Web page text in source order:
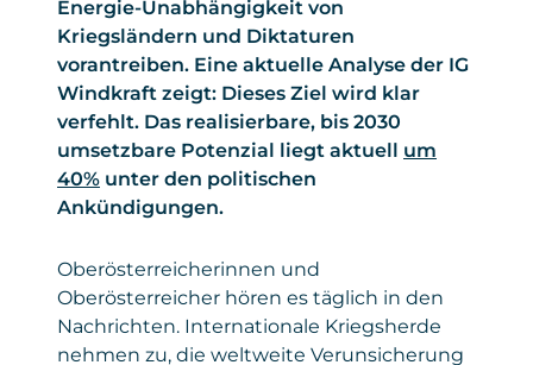
Energie-Unabhängigkeit von
Kriegsländern und Diktaturen
vorantreiben. Eine aktuelle Analyse der IG
Windkraft zeigt: Dieses Ziel wird klar
verfehlt. Das realisierbare, bis 2030
umsetzbare Potenzial liegt aktuell um
40% unter den politischen
Ankündigungen.
Oberösterreicherinnen und
Oberösterreicher hören es täglich in den
Nachrichten. Internationale Kriegsherde
nehmen zu, die weltweite Verunsicherung